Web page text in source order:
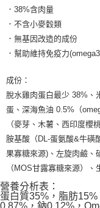
．38%含肉量
．不含小麥穀類
．無基因改造的成份
．幫助維持免疫力
成份：
脫水雞肉蛋白最少 38%、
蛋、深海魚油 0.5%（
（麥芽、木薯、西印度櫻
胺基酸（DL-蛋氨酸&牛磺
果寡糖來源)、左旋肉鹼、
（MOS甘露寡糖來源）
營養分析表：
蛋白質35%，脂肪
0.87%，鈉0.12%，